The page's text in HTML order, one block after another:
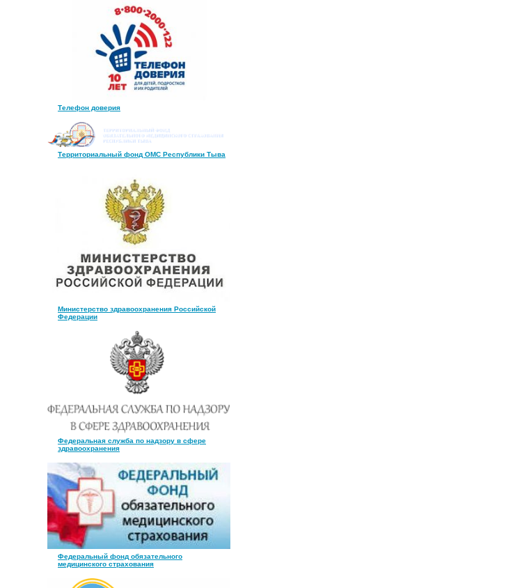
Телефон доверия
Территориальный фонд ОМС Республики Тыва
Министерство здравоохранения Российской
Федерации
Федеральная служба по надзору в сфере
здравоохранения
Федеральный фонд обязательного
медицинского страхования